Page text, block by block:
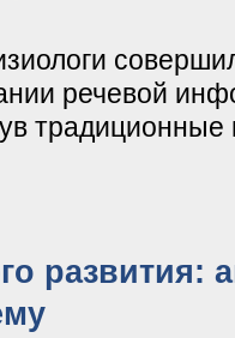
речевой
традиционные
развития: